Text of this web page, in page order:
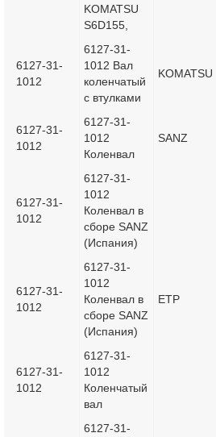
KOMATSU
S6D155,
6127-31-
1012
6127-31-
1012 Вал
коленчатый
с втулками
KOMATSU
6127-31-
1012
6127-31-
1012
Коленвал
SANZ
6127-31-
1012
6127-31-
1012
Коленвал в
сборе SANZ
(Испания)
6127-31-
1012
6127-31-
1012
Коленвал в
сборе SANZ
(Испания)
ETP
6127-31-
1012
6127-31-
1012
Коленчатый
вал
6127-31-